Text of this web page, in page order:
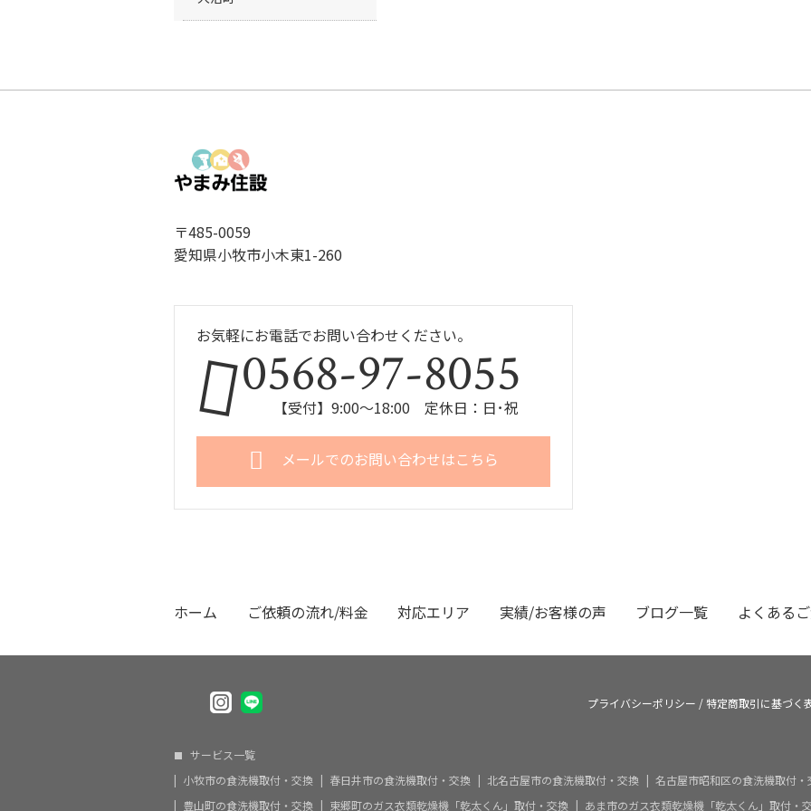
〒485-0059
愛知県小牧市小木東1-260
お気軽にお電話でお問い合わせください。
0568-97-8055
【受付】9:00～18:00 定休日：日･祝
メールでのお問い合わせはこちら
ホーム ご依頼の流れ/料金 対応エリア 実績/お客様の声 ブログ一覧 よくある
プライバシーポリシー /特定商取引に基づく
サービス一覧
小牧市の食洗機取付・交換
春日井市の食洗機取付・交換 北名古屋市の食洗機取付・交換
名古屋市昭和区の食洗機取付・
豊山町の食洗機取付・交換
東郷町のガス衣類乾燥機「乾太くん」取付・交換 あま市のガス衣類乾燥機「乾太くん」取付・